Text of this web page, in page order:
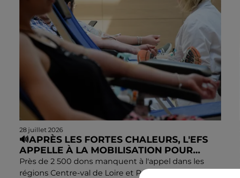
28 juillet 2026
🔊APRÈS LES FORTES CHALEURS, L'EFS
APPELLE À LA MOBILISATION POUR...
Près de 2 500 dons manquent à l'appel dans les
régions Centre-val de Loire et Pays de la Loire.